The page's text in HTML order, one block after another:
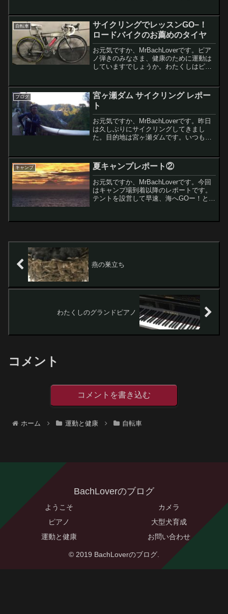
のか、実体験からまとめました。
自転車
サイクリングでレッスンGO−！
ロードバイクのお薦めのタイヤ
お元気ですか、MrBachLoverです。ピア
ノ弾きのみなさま、健康のために運動は
していますでしょうか。わたくしはピア
のことを少し綴りますレモンちゃん自転
車のタイヤ交換...
ブログ
宮ヶ瀬ダム サイクリング レポー
ト
お元気ですか、MrBachLoverです。昨日
は久しぶりにサイクリングしてきまし
た。目的地は宮ヶ瀬ダムです。いつも宮
が、今回は… さてどうでしょう、食べ
られたのかな〜レ...
キャンプ 夏キャンプレポート②
お元気ですか、MrBachLoverです。今回
はキャンプ場到着以降のレポートです。
テントを設営して早速、海へGOー！と気
て、夕日を撮影してスゴスゴと退散して
燕の巣立ち
わたくしのグランドピアノ
コメント
コメントを書き込む
ホーム 運動と健康 自転車
BachLoverのブログ
ようこそ
カメラ
ピアノ
大型犬育成
運動と健康
お問い合わせ
© 2019 BachLoverのブログ.